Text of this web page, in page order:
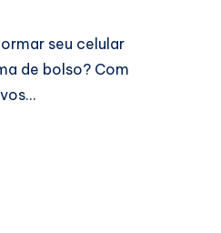
seu celular
de bolso? Com